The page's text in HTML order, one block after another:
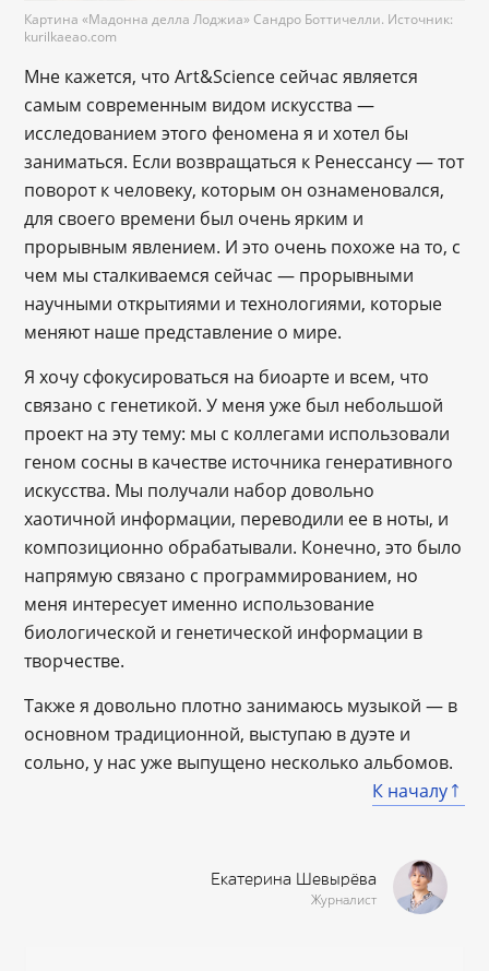
Картина «Мадонна делла Лоджиа» Сандро Боттичелли. Источник:
kurilkaeao.com
Мне кажется, что Art&Science сейчас является
самым современным видом искусства —
исследованием этого феномена я и хотел бы
заниматься. Если возвращаться к Ренессансу — тот
поворот к человеку, которым он ознаменовался,
для своего времени был очень ярким и
прорывным явлением. И это очень похоже на то, с
чем мы сталкиваемся сейчас — прорывными
научными открытиями и технологиями, которые
меняют наше представление о мире.
Я хочу сфокусироваться на биоарте и всем, что
связано с генетикой. У меня уже был небольшой
проект на эту тему: мы с коллегами использовали
геном сосны в качестве источника генеративного
искусства. Мы получали набор довольно
хаотичной информации, переводили ее в ноты, и
композиционно обрабатывали. Конечно, это было
напрямую связано с программированием, но
меня интересует именно использование
биологической и генетической информации в
творчестве.
Также я довольно плотно занимаюсь музыкой — в
основном традиционной, выступаю в дуэте и
сольно, у нас уже выпущено несколько альбомов.
К началу
Екатерина Шевырёва
Журналист